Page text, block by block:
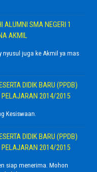
ALUMNI SMA NEGERI 1
AKMIL
juga ke Akmil ya mas
DIDIK BARU (PPDB)
PELAJARAN 2014/2015
Kesiswaan.
DIDIK BARU (PPDB)
PELAJARAN 2014/2015
siap menerima. Mohon